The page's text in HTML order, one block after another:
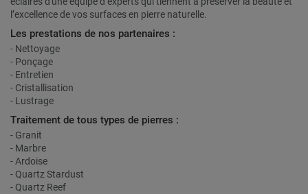
l’excellence de vos surfaces en pierre naturelle.
Les prestations de nos partenaires :
- Nettoyage
- Ponçage
- Entretien
- Cristallisation
- Lustrage
Traitement de tous types de pierres :
- Granit
- Marbre
- Ardoise
- Quartz Stardust
- Quartz Reef